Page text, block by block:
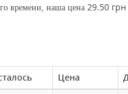
времени, наша цена 29.50 грн
Цена